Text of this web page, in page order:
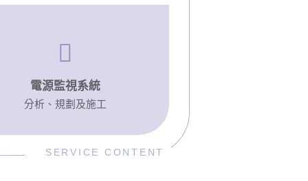
電源監視系統
分析、規劃及施工
SERVICE CONTENT